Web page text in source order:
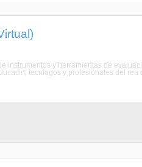
instrumentos y herramientas de
tecnlogos y profesionales del rea